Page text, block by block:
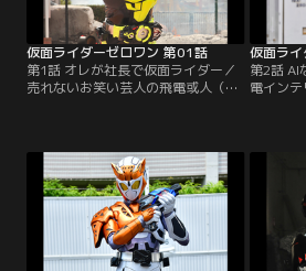
仮面ライダーゼロワン 第01話
第1話 オレが社長で仮面ライダー／
売れないお笑い芸人の飛電或人（高
テリジェンスが開発したお笑い芸人
型のAIロボ＝ヒューマギアはバカウ
ケ。或人は、支配人の根津（金田明
夫）からクビを言い渡されてしま
う。落ち込む或人の前に…。
仮面ラ
第2話 AI
電イン
諫（岡
るハメ
一方、
開始。
に配達
と…。